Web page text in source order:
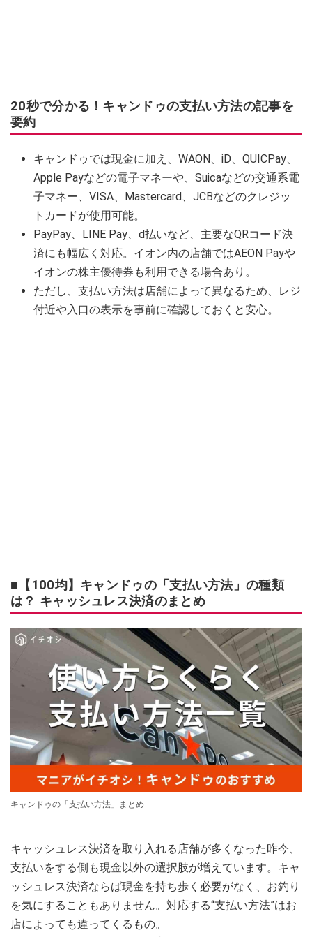
20秒で分かる！キャンドゥの支払い方法の記事を
要約
キャンドゥでは現金に加え、WAON、iD、QUICPay、
Apple Payなどの電子マネーや、Suicaなどの交通系電
子マネー、VISA、Mastercard、JCBなどのクレジッ
トカードが使用可能。
PayPay、LINE Pay、d払いなど、主要なQRコード決
済にも幅広く対応。イオン内の店舗ではAEON Payや
イオンの株主優待券も利用できる場合あり。
ただし、支払い方法は店舗によって異なるため、レジ
付近や入口の表示を事前に確認しておくと安心。
■【100均】キャンドゥの「支払い方法」の種類
は？ キャッシュレス決済のまとめ
キャンドゥの「支払い方法」まとめ
キャッシュレス決済を取り入れる店舗が多くなった昨今、
支払いをする側も現金以外の選択肢が増えています。キャ
ッシュレス決済ならば現金を持ち歩く必要がなく、お釣り
を気にすることもありません。対応する“支払い方法”はお
店によっても違ってくるもの。